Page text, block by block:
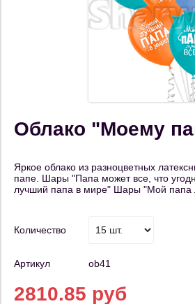
Облако "Моему
Яркое облако из разноцветных
папе. Шары "Папа может все, что
лучший папа в мире" Шары "Мой папа
Количество
Артикул ob41
2810.85 руб